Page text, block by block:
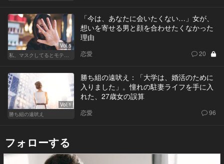
Vol.5
「今は、あなたに会いたくない…」女が、
想いを寄せる男と顔を合わせたくなかった
理由
恋愛 20
Vol.1
勝ち組の遠吠え
勝ち組の遠吠え：「大学は、婚活のために
入りました」。憧れの駐妻ライフを手に入
れた、27歳女の誤算
恋愛 96
フォローする